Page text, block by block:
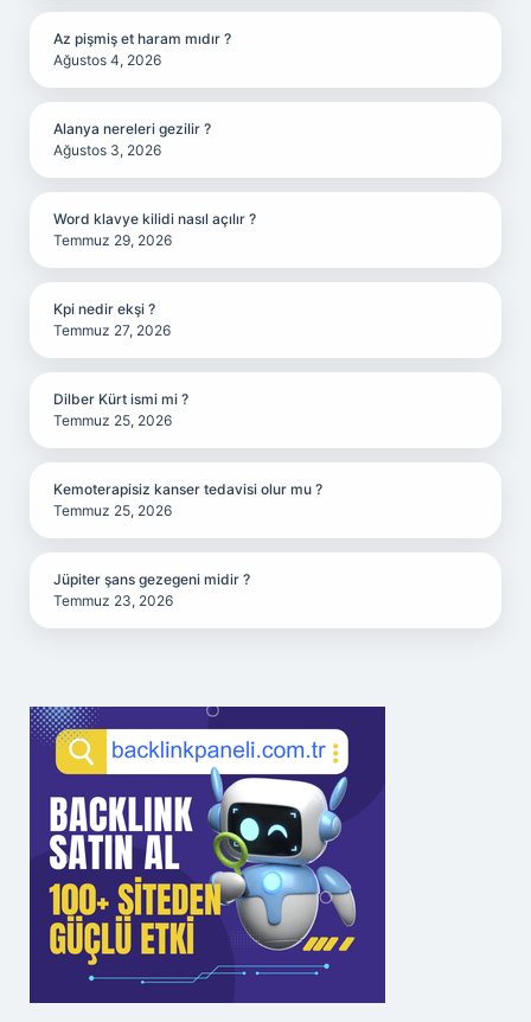
Az pişmiş et haram mıdır ?
Ağustos 4, 2026
Alanya nereleri gezilir ?
Ağustos 3, 2026
Word klavye kilidi nasıl açılır ?
Temmuz 29, 2026
Kpi nedir ekşi ?
Temmuz 27, 2026
Dilber Kürt ismi mi ?
Temmuz 25, 2026
Kemoterapisiz kanser tedavisi olur mu ?
Temmuz 25, 2026
Jüpiter şans gezegeni midir ?
Temmuz 23, 2026